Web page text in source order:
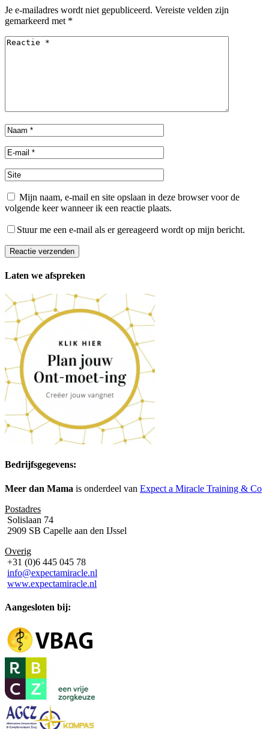
Je e-mailadres wordt niet gepubliceerd. Vereiste velden zijn
gemarkeerd met *
Mijn naam, e-mail en site opslaan in deze browser voor de
volgende keer wanneer ik een reactie plaats.
Stuur me een e-mail als er gereageerd wordt op mijn bericht.
Reactie verzenden
Laten we afspreken
Bedrijfsgegevens:
Meer dan Mama is onderdeel van Expect a Miracle Training & Co
Postadres
Solislaan 74
2909 SB Capelle aan den IJssel
Overig
+31 (0)6 445 045 78
info@expectamiracle.nl
www.expectamiracle.nl
Aangesloten bij: